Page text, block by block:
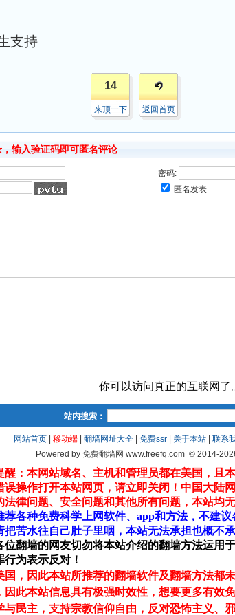
支持
14
来顶一下 返回首页
输入验证码即可匿名评论
密码:
匿名发表
你可以访问真正的互联网了
站内搜索：
网站首页 移动端 翻墙网址大全 免费ssr 关于本站 联系
Powered by 免费翻墙网 www.freefq.com© 2014-
醒：本网站域名、主机和管理员都在美国，且
误操作打开本站网页，请立即关闭！中国大陆
律问题、安全问题和其他所有问题，本站均
荐各种免费科学上网软件、app和方法，不建
把苦水往自己肚子里咽，本站无法承担也概不
位翻墙的网友切勿将本站介绍的翻墙方法运用
为表示反对！
国，因此本站所推荐的翻墙软件及翻墙方法
因此本站信息具有极强时效性，想要更多有效
与民主，支持宗教信仰自由，反对恐怖主义、